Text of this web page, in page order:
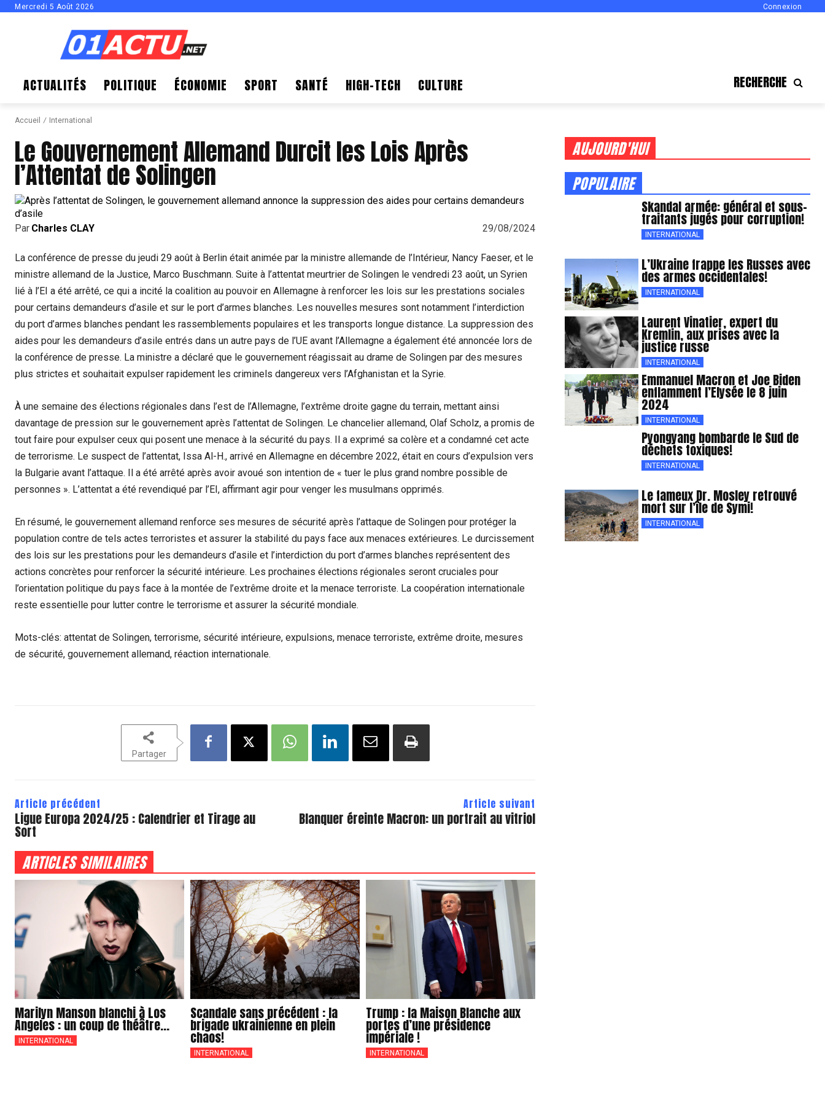
Mercredi 5 Août 2026 Connexion
ACTUALITÉS POLITIQUE ÉCONOMIE SPORT SANTÉ HIGH-TECH CULTURE RECHERCHE
Accueil International
Le Gouvernement Allemand Durcit les Lois Après
l’Attentat de Solingen
29/08/2024
Par Charles CLAY
La conférence de presse du jeudi 29 août à Berlin était animée par la ministre allemande de l’Intérieur, Nancy Faeser, et le
ministre allemand de la Justice, Marco Buschmann. Suite à l’attentat meurtrier de Solingen le vendredi 23 août, un Syrien
lié à l’EI a été arrêté, ce qui a incité la coalition au pouvoir en Allemagne à renforcer les lois sur les prestations sociales
pour certains demandeurs d’asile et sur le port d’armes blanches. Les nouvelles mesures sont notamment l’interdiction
du port d’armes blanches pendant les rassemblements populaires et les transports longue distance. La suppression des
aides pour les demandeurs d’asile entrés dans un autre pays de l’UE avant l’Allemagne a également été annoncée lors de
la conférence de presse. La ministre a déclaré que le gouvernement réagissait au drame de Solingen par des mesures
plus strictes et souhaitait expulser rapidement les criminels dangereux vers l’Afghanistan et la Syrie.
À une semaine des élections régionales dans l’est de l’Allemagne, l’extrême droite gagne du terrain, mettant ainsi
davantage de pression sur le gouvernement après l’attentat de Solingen. Le chancelier allemand, Olaf Scholz, a promis de
tout faire pour expulser ceux qui posent une menace à la sécurité du pays. Il a exprimé sa colère et a condamné cet acte
de terrorisme. Le suspect de l’attentat, Issa Al-H., arrivé en Allemagne en décembre 2022, était en cours d’expulsion vers
la Bulgarie avant l’attaque. Il a été arrêté après avoir avoué son intention de « tuer le plus grand nombre possible de
personnes ». L’attentat a été revendiqué par l’EI, affirmant agir pour venger les musulmans opprimés.
En résumé, le gouvernement allemand renforce ses mesures de sécurité après l’attaque de Solingen pour protéger la
population contre de tels actes terroristes et assurer la stabilité du pays face aux menaces extérieures. Le durcissement
des lois sur les prestations pour les demandeurs d’asile et l’interdiction du port d’armes blanches représentent des
actions concrètes pour renforcer la sécurité intérieure. Les prochaines élections régionales seront cruciales pour
l’orientation politique du pays face à la montée de l’extrême droite et la menace terroriste. La coopération internationale
reste essentielle pour lutter contre le terrorisme et assurer la sécurité mondiale.
Mots-clés: attentat de Solingen, terrorisme, sécurité intérieure, expulsions, menace terroriste, extrême droite, mesures
de sécurité, gouvernement allemand, réaction internationale.
Partager
Article précédent
Ligue Europa 2024/25 : Calendrier et Tirage au
Sort
Article suivant
Blanquer éreinte Macron: un portrait au vitriol
ARTICLES SIMILAIRES
Marilyn Manson blanchi à Los
Angeles : un coup de théâtre...
INTERNATIONAL
Scandale sans précédent : la
brigade ukrainienne en plein
chaos!
INTERNATIONAL
Trump : la Maison Blanche aux
portes d’une présidence
impériale !
INTERNATIONAL
AUJOURD'HUI
POPULAIRE
Skandal armée: général et sous-
traitants jugés pour corruption!
INTERNATIONAL
L’Ukraine frappe les Russes avec
des armes occidentales!
INTERNATIONAL
Laurent Vinatier, expert du
Kremlin, aux prises avec la
justice russe
INTERNATIONAL
Emmanuel Macron et Joe Biden
enflamment l’Elysée le 8 juin
2024
INTERNATIONAL
Pyongyang bombarde le Sud de
déchets toxiques!
INTERNATIONAL
Le fameux Dr. Mosley retrouvé
mort sur l’île de Symi!
INTERNATIONAL